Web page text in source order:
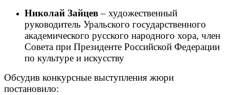
Николай Зайцев– художественный
руководитель Уральского государственного
академического русского народного хора, член
Совета при Президенте Российской Федерации
по культуре и искусству
Обсудив конкурсные выступления жюри
постановило: